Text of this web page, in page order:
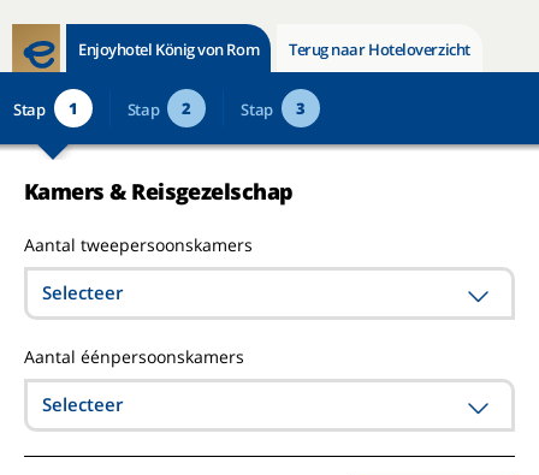
Enjoyhotel König von Rom Terug naar Hoteloverzicht
Stap 1 Stap 2 Stap 3
Kamers & Reisgezelschap
Aantal tweepersoonskamers
Selecteer
Aantal éénpersoonskamers
Selecteer